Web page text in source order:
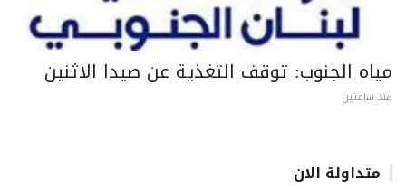
مياه الجنوب: توقف التغذية عن صيدا الاثنين
منذ ساعتين
متداولة الان